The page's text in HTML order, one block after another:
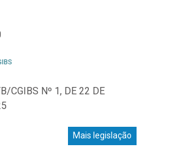
CGIBS Nº 1, DE 22 DE
Mais legislação